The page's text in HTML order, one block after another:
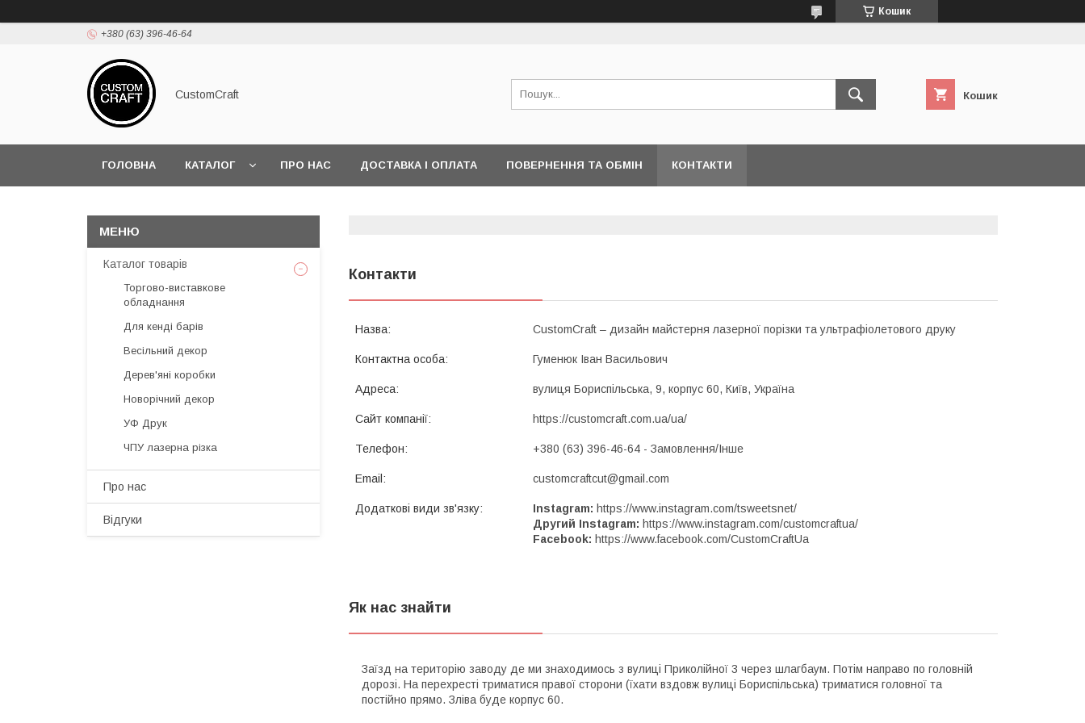
Кошик
+380 (63) 396-46-64
CustomCraft Кошик
ГОЛОВНА КАТАЛОГ ПРО НАС ДОСТАВКА І ОПЛАТА ПОВЕРНЕННЯ ТА ОБМІН КОНТАКТИ
Контакти
CustomCraft – дизайн майстерня лазерної порізки та ультрафіолетового друку
Гуменюк Іван Васильович
вулиця Бориспільська, 9, корпус 60, Київ, Україна
https://customcraft.com.ua/ua/
+380 (63) 396-46-64 Замовлення/Інше
customcraftcut@gmail.com
Instagram
https://www.instagram.com/tsweetsnet/
Другий Instagram
https://www.instagram.com/customcraftua/
Facebook
https://www.facebook.com/CustomCraftUa
Як нас знайти
Заїзд на територію заводу де ми знаходимось з вулиці Приколійної 3 через шлагбаум. Потім направо по головній
дорозі. На перехресті триматися правої сторони (їхати вздовж вулиці Бориспільська) триматися головної та
постійно прямо. Зліва буде корпус 60.
Каталог товарів
Торгово-виставкове
обладнання
Для кенді барів
Весільний декор
Дерев'яні коробки
Новорічний декор
УФ Друк
ЧПУ лазерна різка
Про нас
Відгуки